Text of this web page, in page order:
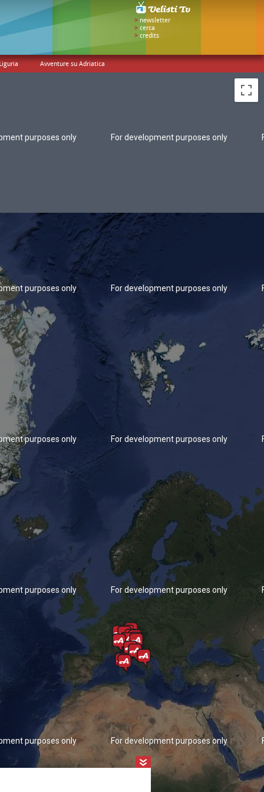
Avventure su Adriatica
> newsletter
> cerca
> credits
purposes only
purposes only
purposes only For development purposes only
For development purposes only
For development purposes only
purposes only For development purposes only
purposes only For development purposes only